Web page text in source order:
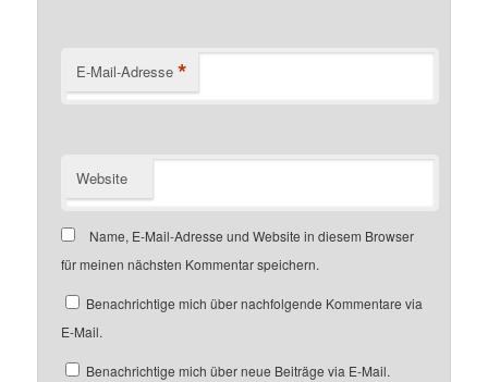
E-Mail-Adresse *
Website
Name, E-Mail-Adresse und Website in diesem Browser
für meinen nächsten Kommentar speichern.
Benachrichtige mich über nachfolgende Kommentare via
E-Mail.
Benachrichtige mich über neue Beiträge via E-Mail.